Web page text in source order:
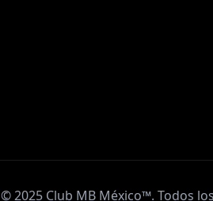
© 2025 Club MB México™. Todos